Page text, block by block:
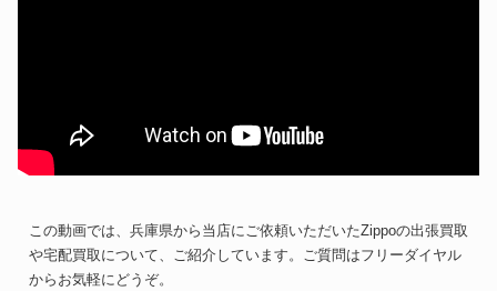
この動画では、兵庫県から当店にご依頼いただいたZippoの出張買取
や宅配買取について、ご紹介しています。ご質問はフリーダイヤル
からお気軽にどうぞ。